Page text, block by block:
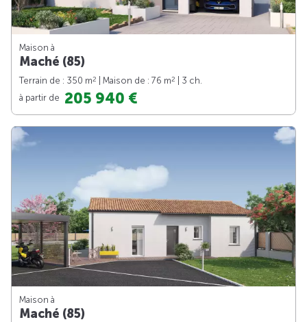
Maison à
Maché (85)
Terrain de : 350 m2 | Maison de : 76 m2
| 3 ch.
à partir de 205 940 €
Maison à
Maché (85)